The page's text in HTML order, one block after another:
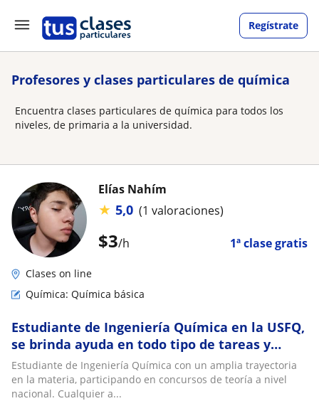
Regístrate
Profesores y clases particulares de química
Encuentra clases particulares de química para todos los
niveles, de primaria a la universidad.
$3/h 1ª clase gratis
Elías Nahím
★ 5,0 (1 valoraciones)
Clases on line
Química: Química básica
Estudiante de Ingeniería Química en la USFQ,
se brinda ayuda en todo tipo de tareas y
clases relacionadas a Química General 1,2
Estudiante de Ingeniería Química con un amplia trayectoria
en la materia, participando en concursos de teoría a nivel
nacional. Cualquier a...